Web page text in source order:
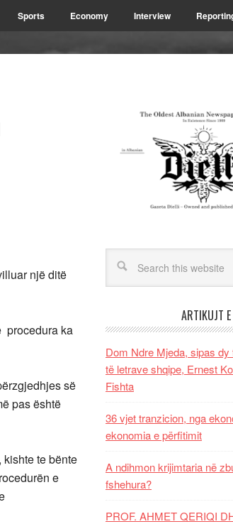
Sports Economy Interview
një ditë
procedura ka
së
pas është
te bënte
e
ARTIKUJT
Dom Ndre Mjeda, sipas
të letrave shqipe, Ernest
Fishta
36 vjet tranzicion, nga
ekonomia e përfitimit
A ndihmon krijimtaria në
fshehura?
PROF. AHMET QERIQI